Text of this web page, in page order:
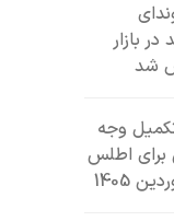
بازار
شد
وجه
برای اطلس